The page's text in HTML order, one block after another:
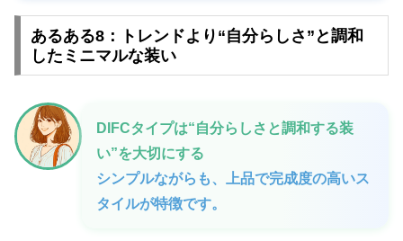
あるある8：トレンドより“自分らしさ”と調和
したミニマルな装い
DIFCタイプは“自分らしさと調和する装
い”を大切にする
シンプルながらも、上品で完成度の高いス
タイルが特徴です。